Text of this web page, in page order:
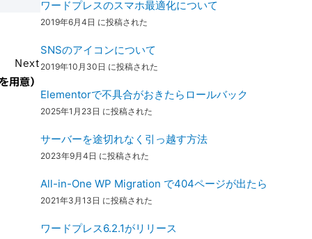
Next
用意）
ワードプレスのスマホ最適化について
2019年6月4日 に投稿された
SNSのアイコンについて
2019年10月30日 に投稿された
Elementorで不具合がおきたらロールバック
2025年1月23日 に投稿された
サーバーを途切れなく引っ越す方法
2023年9月4日 に投稿された
All-in-One WP Migration で404ページが出たら
2021年3月13日 に投稿された
ワードプレス6.2.1がリリース